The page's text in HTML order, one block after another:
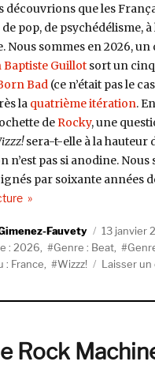
découvrions que les
de pop, de psychédélisme,
Nous sommes en 2026, un
Baptiste Guillotsort un
Bad(ce n’était pas le
la quatrième itération.
deRocky, une
sera-t-elle à la hauteur
n’est pas si anodine. Nous
par soixante années
de « V/A, Wizzz! Vol. 5
Fauvety
Publié
le
13 janvier
: 2026, Genre : Beat,
: France, Wizzz! Laisser
Rock